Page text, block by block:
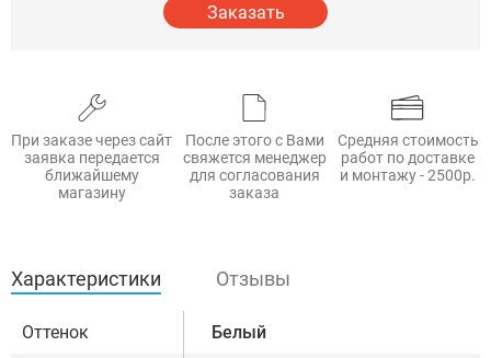
Заказать
При заказе через сайт
заявка передается
ближайшему
магазину
После этого с Вами
свяжется менеджер
для согласования
заказа
Средняя стоимость
работ по доставке
и монтажу - 2500р.
Характеристики Отзывы
Оттенок Белый